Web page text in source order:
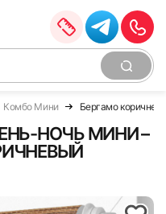
Комбо Мини Бергамо
НОЧЬ МИНИ –